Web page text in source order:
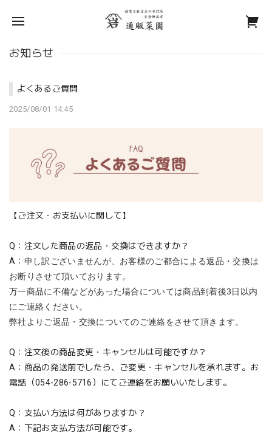
お知らせ
よくあるご質問
2025/08/01 14:45
【ご注文・お支払いに関して】
Q：注文した商品の返品・交換はできますか？
A： 申し訳ございませんが、お客様のご都合による返品・交換は
お断りさせて頂いております。
万一商品に不備などがあった場合については商品到着後3日以内
にご連絡ください。
弊社よりご返品・交換についてのご連絡をさせて頂きます。
Q：注文後の商品変更・キャンセルは可能ですか？
A：商品の発送前でしたら、ご変更・キャンセルを承れます。お
電話（054-286-5716）にてご連絡をお願いいたします。
Q：支払い方法は何がありますか？
A：下記お支払方法が可能です。